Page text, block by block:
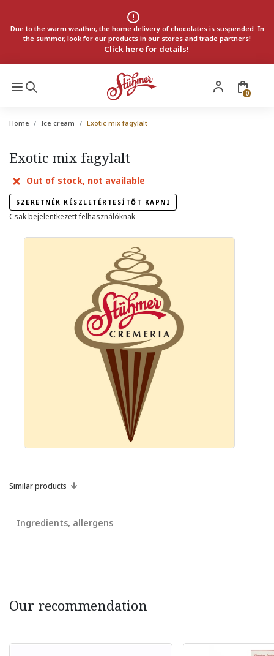
Due to the warm weather, the home delivery of chocolates is suspended. In
the summer, look for our products in our stores and trade partners!
Click here for details!
0
Home Ice-cream Exotic mix fagylalt
Exotic mix fagylalt
Out of stock, not available
SZERETNÉK KÉSZLETÉRTESÍTŐT KAPNI
Csak bejelentkezett felhasználóknak
Similar products
Ingredients, allergens
Our recommendation